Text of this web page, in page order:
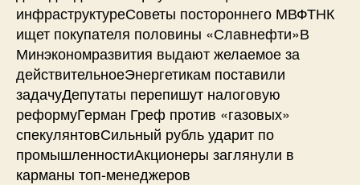
инфраструктуреСоветы постороннего МВФТНК
ищет покупателя половины «Славнефти»В
Минэкономразвития выдают желаемое за
действительноеЭнергетикам поставили
задачуДепутаты перепишут налоговую
реформуГерман Греф против «газовых»
спекулянтовСильный рубль ударит по
промышленностиАкционеры заглянули в
карманы топ-менеджеров